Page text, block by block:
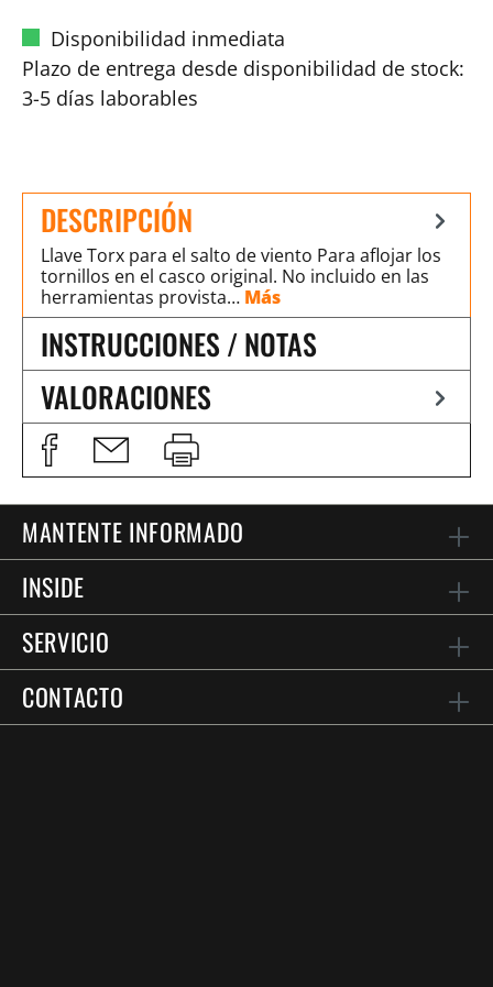
Disponibilidad inmediata
Plazo de entrega desde disponibilidad de stock:
3-5 días laborables
DESCRIPCIÓN
Llave Torx para el salto de viento Para aflojar los
tornillos en el casco original. No incluido en las
herramientas provista… Más
INSTRUCCIONES / NOTAS
VALORACIONES
MANTENTE INFORMADO
INSIDE
SERVICIO
CONTACTO